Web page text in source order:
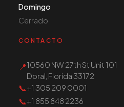
Domingo
Cerrado
CONTACTO
📍10560 NW 27th St Unit 101
Doral, Florida 33172
📞+1 305 209 0001
📞+1 855 848 2236